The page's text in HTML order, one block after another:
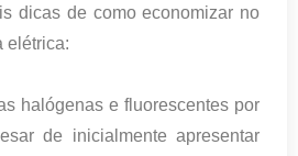
dicas de como economizar no
elétrica:
halógenas e fluorescentes por
de inicialmente apresentar